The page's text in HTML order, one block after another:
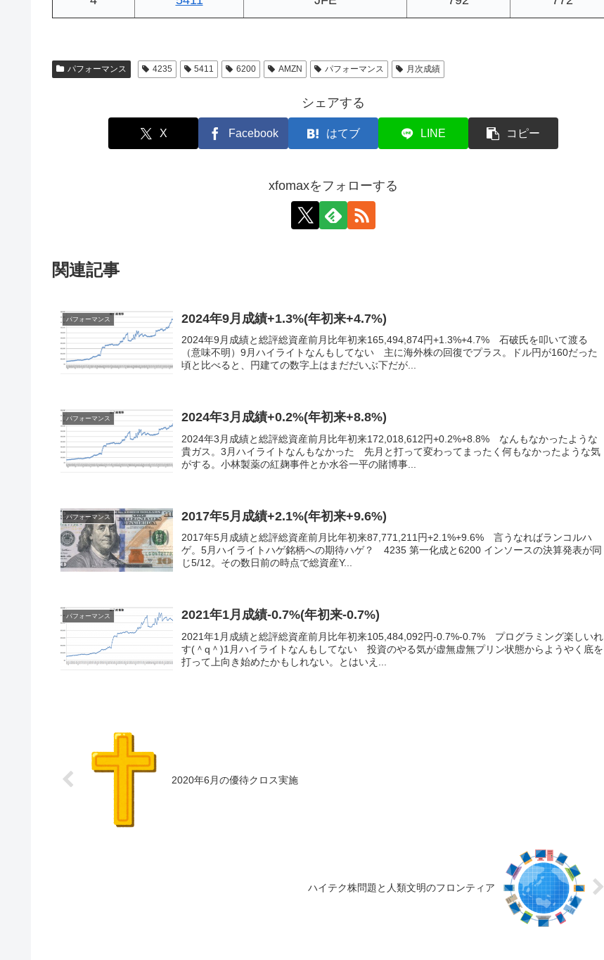
パフォーマンス 4235 5411 6200 AMZN パフォーマンス 月次成績
シェアする
X Facebook はてブ LINE コピー
xfomaxをフォローする
関連記事
パフォーマンス 2024年9月成績+1.3%(年初来+4.7%)
2024年9月成績と総評総資産前月比年初来165,494,874円+1.3%+4.7% 石破氏を叩いて渡る
（意味不明）9月ハイライトなんもしてない 主に海外株の回復でプラス。ドル円が160だった
頃と比べると、円建ての数字上はまだだいぶ下だが...
パフォーマンス 2024年3月成績+0.2%(年初来+8.8%)
2024年3月成績と総評総資産前月比年初来172,018,612円+0.2%+8.8% なんもなかったような
貴ガス。3月ハイライトなんもなかった 先月と打って変わってまったく何もなかったような気
がする。小林製薬の紅麹事件とか水谷一平の賭博事...
パフォーマンス 2017年5月成績+2.1%(年初来+9.6%)
2017年5月成績と総評総資産前月比年初来87,771,211円+2.1%+9.6% 言うなればランコルハ
ゲ。5月ハイライトハゲ銘柄への期待ハゲ？ 4235 第一化成と6200 インソースの決算発表が同
じ5/12。その数日前の時点で総資産Y...
パフォーマンス 2021年1月成績-0.7%(年初来-0.7%)
2021年1月成績と総評総資産前月比年初来105,484,092円-0.7%-0.7% プログラミング楽しいれ
す(＾q＾)1月ハイライトなんもしてない 投資のやる気が虚無虚無プリン状態からようやく底を
打って上向き始めたかもしれない。とはいえ...
2020年6月の優待クロス実施
ハイテク株問題と人類文明のフロンティア